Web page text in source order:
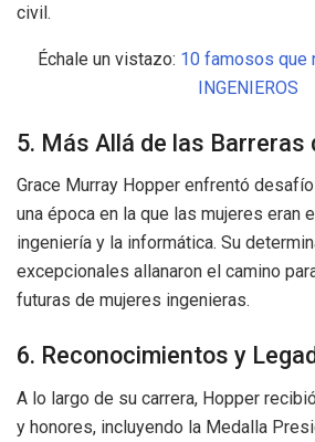
civil.
Échale un vistazo: 10 famosos que
INGENIEROS
5. Más Allá de las Barreras
Grace Murray Hopper enfrentó
una época en la que las mujeres eran
ingeniería y la informática. Su
excepcionales allanaron el camino
futuras de mujeres ingenieras.
6. Reconocimientos y
A lo largo de su carrera, Hopper
y honores, incluyendo la Medalla